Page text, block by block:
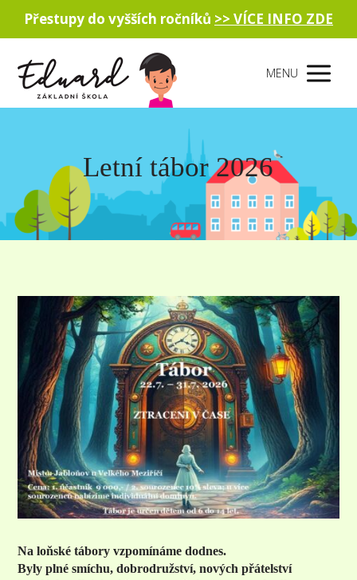
Přestupy do vyšších ročníků >> VÍCE INFO ZDE
MENU
Letní tábor 2026
Na loňské tábory vzpomínáme dodnes.
Byly plné smíchu, dobrodružství, nových přátelství